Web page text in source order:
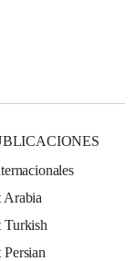
Arabia
Turkish